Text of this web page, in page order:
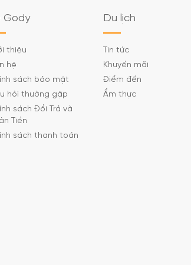
Gody
thiệu
hệ
sách bảo mật
hỏi thường gặp
sách Đổi Trả và
Tiền
sách thanh toán
Du lịch
Tin tức
Khuyến mãi
Điểm đến
Ẩm thực